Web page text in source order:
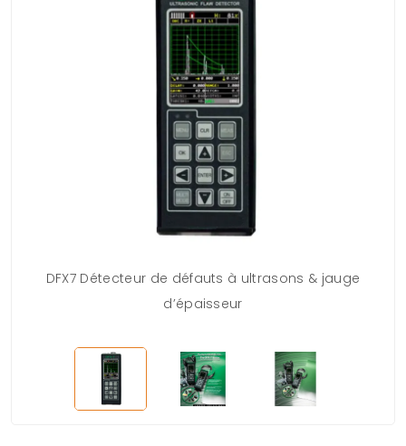
DFX7 Détecteur de défauts à ultrasons & jauge
d’épaisseur